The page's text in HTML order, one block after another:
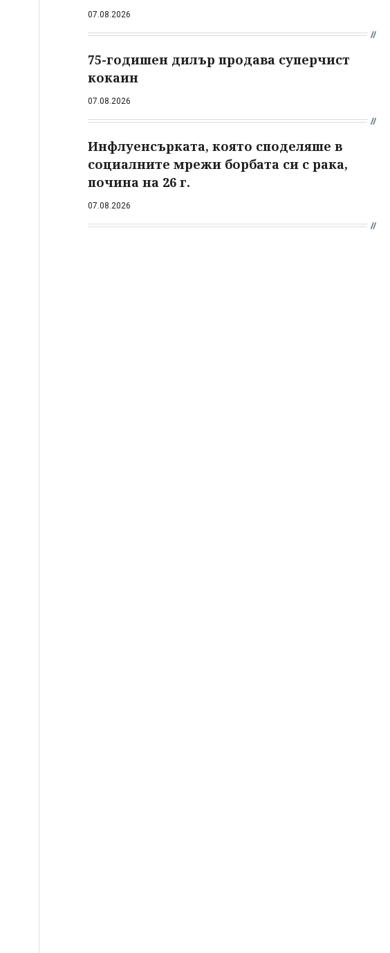
07.08.2026
75-годишен дилър продава суперчист
кокаин
07.08.2026
Инфлуенсърката, която споделяше в
социалните мрежи борбата си с рака,
почина на 26 г.
07.08.2026